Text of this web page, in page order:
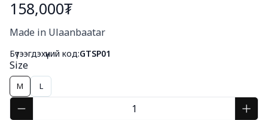
158,000₮
Made in Ulaanbaatar
Бүтээгдэхүүний код:GTSP01
Size
M L